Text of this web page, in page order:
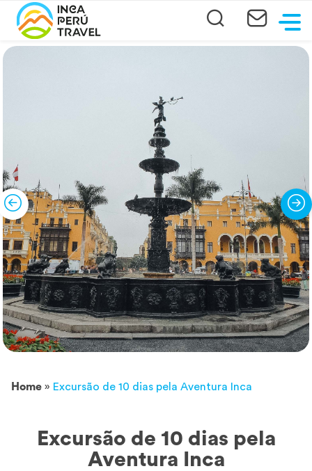
Home » Excursão de 10 dias pela Aventura Inca
Excursão de 10 dias pela
Aventura Inca